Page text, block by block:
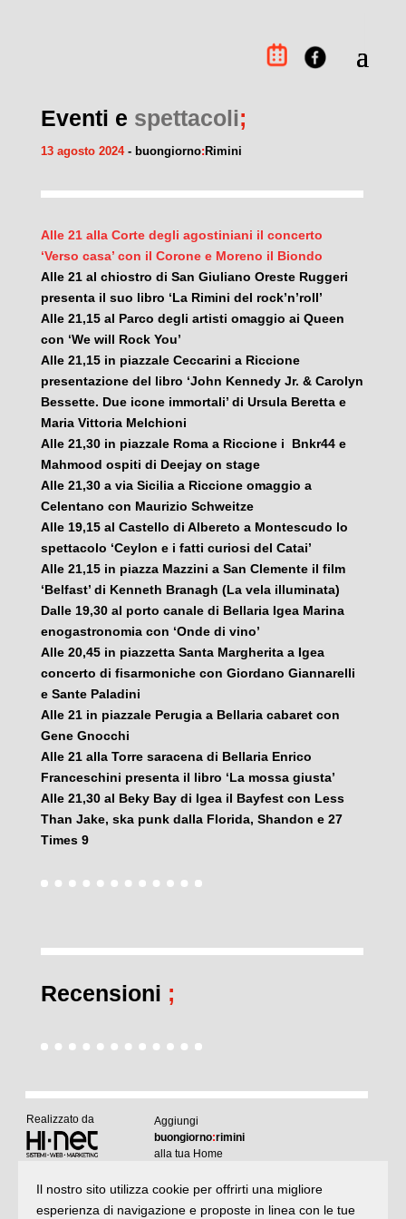
Eventi e spettacoli;
13 agosto 2024- buongiorno: Rimini
Alle 21 alla Corte degli agostiniani il concerto
‘Verso casa’ con il Corone e Moreno il Biondo
Alle 21 al chiostro di San Giuliano Oreste Ruggeri
presenta il suo libro ‘La Rimini del rock’n’roll’
Alle 21,15 al Parco degli artisti omaggio ai Queen
con ‘We will Rock You’
Alle 21,15 in piazzale Ceccarini a Riccione
presentazione del libro ‘John Kennedy Jr. & Carolyn
Bessette. Due icone immortali’ di Ursula Beretta e
Maria Vittoria Melchioni
Alle 21,30 in piazzale Roma a Riccione i Bnkr44 e
Mahmood ospiti di Deejay on stage
Alle 21,30 a via Sicilia a Riccione omaggio a
Celentano con Maurizio Schweitze
Alle 19,15 al Castello di Albereto a Montescudo lo
spettacolo ‘Ceylon e i fatti curiosi del Catai’
Alle 21,15 in piazza Mazzini a San Clemente il film
‘Belfast’ di Kenneth Branagh (La vela illuminata)
Dalle 19,30 al porto canale di Bellaria Igea Marina
enogastronomia con ‘Onde di vino’
Alle 20,45 in piazzetta Santa Margherita a Igea
concerto di fisarmoniche con Giordano Giannarelli
e Sante Paladini
Alle 21 in piazzale Perugia a Bellaria cabaret con
Gene Gnocchi
Alle 21 alla Torre saracena di Bellaria Enrico
Franceschini presenta il libro ‘La mossa giusta’
Alle 21,30 al Beky Bay di Igea il Bayfest con Less
Than Jake, ska punk dalla Florida, Shandon e 27
Times 9
Recensioni ;
Realizzato da
Aggiungi
buongiorno:rimini
alla tua Home
Articoli il meglio di buongiornoRimini
Il nostro sito utilizza cookie per offrirti una migliore
esperienza di navigazione e proposte in linea con le tue